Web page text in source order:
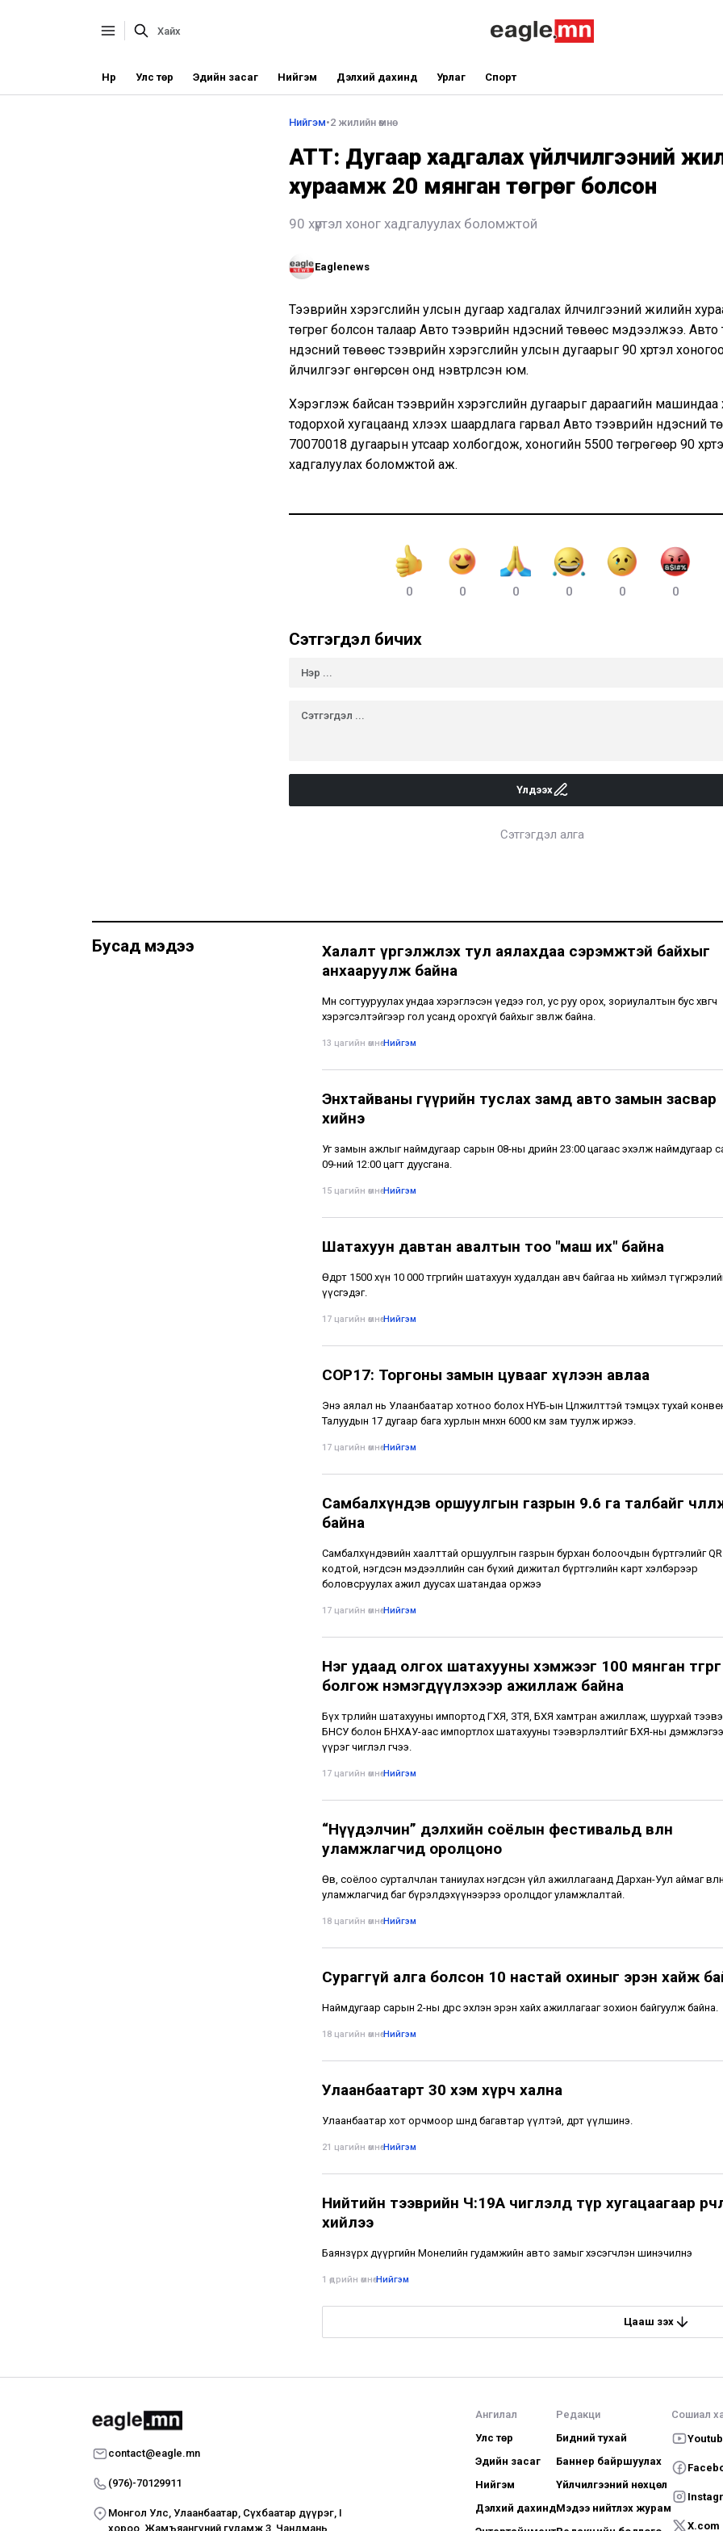
Нүүр Улс төр Эдийн засаг Нийгэм Дэлхий дахинд Урлаг Спорт
Нийгэм•2 жилийн өмнө
АТҮТ: Дугаар хадгалах үйлчилгээний
хураамж 20 мянган төгрөг болсон
90 хүртэл хоног хадгалуулах боломжтой
Eaglenews
Тээврийн хэрэгслийн улсын дугаар хадгалах үйлчилгээний жилийн
төгрөг болсон талаар Авто тээврийн үндэсний төвөөс мэдээлжээ. Авто
үндэсний төвөөс тээврийн хэрэгслийн улсын дугаарыг 90 хүртэл
үйлчилгээг өнгөрсөн онд нэвтрүүлсэн юм.
Хэрэглэж байсан тээврийн хэрэгслийн дугаарыг дараагийн машиндаа
тодорхой хугацаанд хүлээх шаардлага гарвал Авто тээврийн үндэсний
70070018 дугаарын утсаар холбогдож, хоногийн 5500 төгрөгөөр 90
хадгалуулах боломжтой аж.
0 0 0 0 0 0
Сэтгэгдэл бичих
Үлдээх
Сэтгэгдэл алга
Бусад мэдээ
Халалт үргэлжлэх тул аялахдаа сэрэмжтэй байхыг
анхааруулж байна
Мөн согтууруулах ундаа хэрэглэсэн үедээ гол, ус руу орох, зориулалтын бус хөвөгч
хэрэгсэлтэйгээр гол усанд орохгүй байхыг зөвлөж байна.
13 цагийн өмнө•Нийгэм
Энхтайваны гүүрийн туслах замд авто замын засвар
хийнэ
Уг замын ажлыг наймдугаар сарын 08-ны өдрийн 23:00 цагаас эхэлж наймдугаар
09-ний 12:00 цагт дуусгана.
15 цагийн өмнө•Нийгэм
Шатахуун давтан авалтын тоо "маш их" байна
Өдөрт 1500 хүн 10 000 төгрөгийн шатахуун худалдан авч байгаа нь хиймэл
үүсгэдэг.
17 цагийн өмнө•Нийгэм
COP17: Торгоны замын цувааг хүлээн авлаа
Энэ аялал нь Улаанбаатар хотноо болох НҮБ-ын Цөлжилттэй тэмцэх тухай
Талуудын 17 дугаар бага хурлын өмнөхөн 6000 км зам туулж иржээ.
17 цагийн өмнө•Нийгэм
Самбалхүндэв оршуулгын газрын 9.6 га талбайг
байна
Самбалхүндэвийн хаалттай оршуулгын газрын бурхан болоочдын бүртгэлийг QR
кодтой, нэгдсэн мэдээллийн сан бүхий дижитал бүртгэлийн карт хэлбэрээр
боловсруулах ажил дуусах шатандаа оржээ
17 цагийн өмнө•Нийгэм
Нэг удаад олгох шатахууны хэмжээг 100 мянган төгрөг
болгож нэмэгдүүлэхээр ажиллаж байна
Бүх төрлийн шатахууны импортод ГХЯ, ЗТЯ, БХЯ хамтран ажиллаж, шуурхай
БНСУ болон БНХАУ-аас импортлох шатахууны тээвэрлэлтийг БХЯ-ны
үүрэг чиглэл өгчээ.
17 цагийн өмнө•Нийгэм
“Нүүдэлчин” дэлхийн соёлын фестивальд өвлөн
уламжлагчид оролцоно
Өв, соёлоо сурталчлан таниулах нэгдсэн үйл ажиллагаанд Дархан-Уул аймаг өвлөн
уламжлагчид баг бүрэлдэхүүнээрээ оролцдог уламжлалтай.
18 цагийн өмнө•Нийгэм
Сураггүй алга болсон 10 настай охиныг эрэн хайж
Наймдугаар сарын 2-ны өдрөөс эхлэн эрэн хайх ажиллагааг зохион байгуулж байна.
18 цагийн өмнө•Нийгэм
Улаанбаатарт 30 хэм хүрч хална
Улаанбаатар хот орчмоор шөнөдөө багавтар үүлтэй, өдөртөө үүлшинэ.
21 цагийн өмнө•Нийгэм
Нийтийн тээврийн Ч:19А чиглэлд түр хугацаагаар
хийлээ
Баянзүрх дүүргийн Монелийн гудамжийн авто замыг хэсэгчлэн шинэчилнэ
1 өдрийн өмнө•Нийгэм
Цааш үзэх
contact@eagle.mn
(976)-70129911
Монгол Улс, Улаанбаатар, Сүхбаатар дүүрэг, I
хороо, Жамъяангүний гудамж 3, Чандмань
Ангилал
Улс төр
Эдийн засаг
Нийгэм
Дэлхий дахинд
Редакци
Бидний тухай
Баннер байршуулах
Үйлчилгээний нөхцөл
Мэдээ нийтлэх журам
Сошиал
X.com